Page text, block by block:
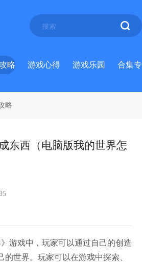
略 游戏心得 游戏乐园 合集
略
东西（电脑版我的世界怎
游戏中，玩家可以通过自己的创造
的世界。玩家可以在游戏中探索、